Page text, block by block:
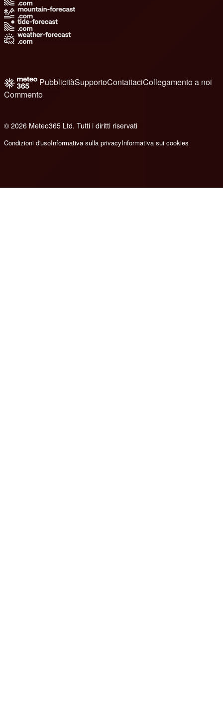
PubblicitàSupportoContattaciCollegamento a noi
Commento
© 2026 Meteo365 Ltd. Tutti i diritti riservati
Condizioni d'usoInformativa sulla privacyInformativa sui cookies